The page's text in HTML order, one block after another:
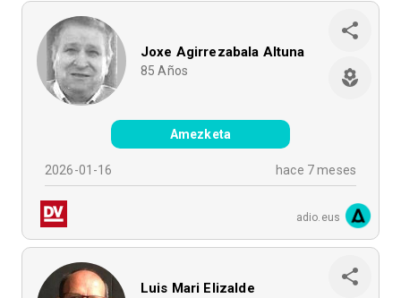
Joxe Agirrezabala Altuna
85 Años
Amezketa
2026-01-16 hace 7 meses
adio.eus
Luis Mari Elizalde